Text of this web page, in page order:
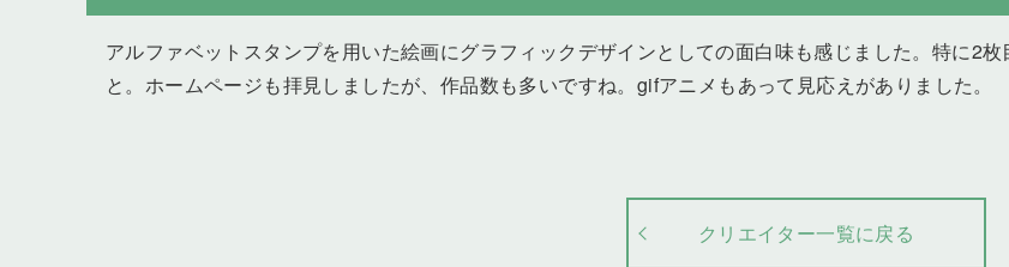
アルファベットスタンプを用いた絵画にグラフィックデザインとしての面白味も感じました。特に2
と。ホームページも拝見しましたが、作品数も多いですね。gifアニメもあって見応えがありました。
クリエイター一覧に戻る